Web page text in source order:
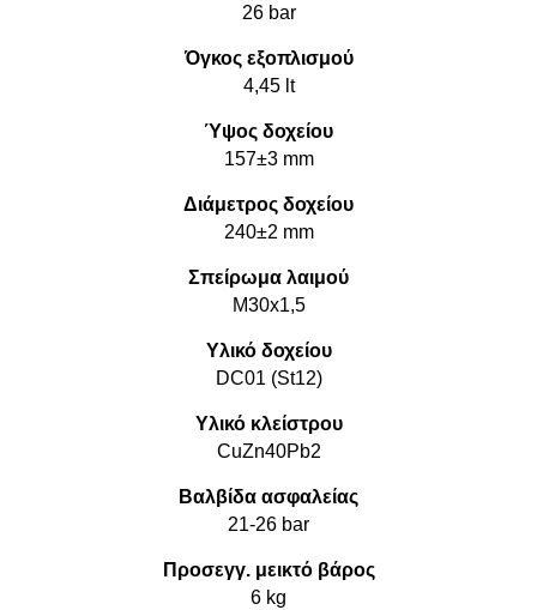
26 bar
Όγκος εξοπλισμού
4,45 lt
Ύψος δοχείου
157±3 mm
Διάμετρος δοχείου
240±2 mm
Σπείρωμα λαιμού
M30x1,5
Υλικό δοχείου
DC01 (St12)
Υλικό κλείστρου
CuZn40Pb2
Βαλβίδα ασφαλείας
21-26 bar
Προσεγγ. μεικτό βάρος
6 kg